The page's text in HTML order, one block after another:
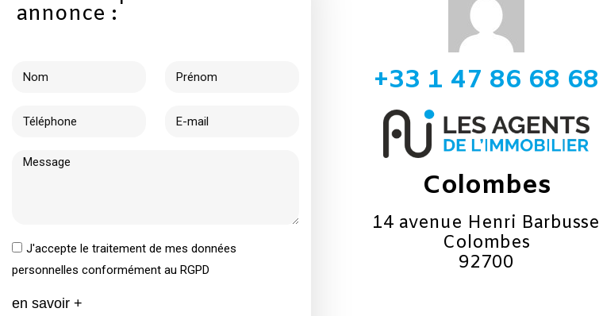
annonce :
J'accepte le traitement de mes données
personnelles conformément au RGPD
en savoir +
+33 1 47 86 68 68
Colombes
14 avenue Henri Barbusse
Colombes
92700